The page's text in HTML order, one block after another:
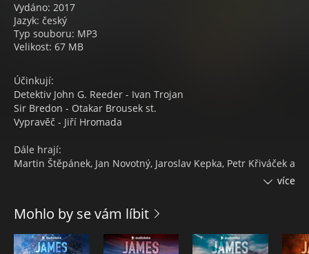
Vydáno: 2017
Jazyk: český
Typ souboru: MP3
Velikost: 67 MB
Účinkují:
Detektiv John G. Reeder - Ivan Trojan
Sir Bredon - Otakar Brousek st.
Vypravěč - Jiří Hromada
Dále hrají:
Martin Štěpánek, Jan Novotný, Jaroslav Kepka, Petr Křiváček a
Valérie Zawadská, Jiří Klem, Ilona Svobodová, Svatopluk
Schuller a další
více
Mohlo by se vám líbit